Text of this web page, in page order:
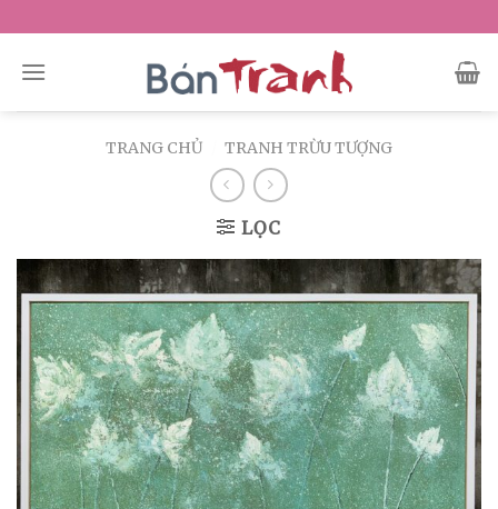
to
content
TRANG CHỦ TRANH TRỪU TƯỢNG
LỌC